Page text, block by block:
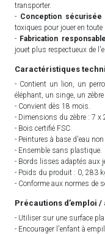
transporter.
- Conception sécurisée
toxiques pour jouer en toute
- Fabrication
jouet plus respectueux de
Caractéristiques
- Contient un lion, un
éléphant, un singe, un zèbre
- Convient dès 18 mois.
- Dimensions du zèbre : 7 x
- Bois certifié FSC.
- Peintures à base d'eau non
- Ensemble sans plastique.
- Bords lisses adaptés aux
- Poids du produit : 0, 283
- Conforme aux normes de
Précautions d’emploi
- Utiliser sur une surface
- Encourager l'enfant à